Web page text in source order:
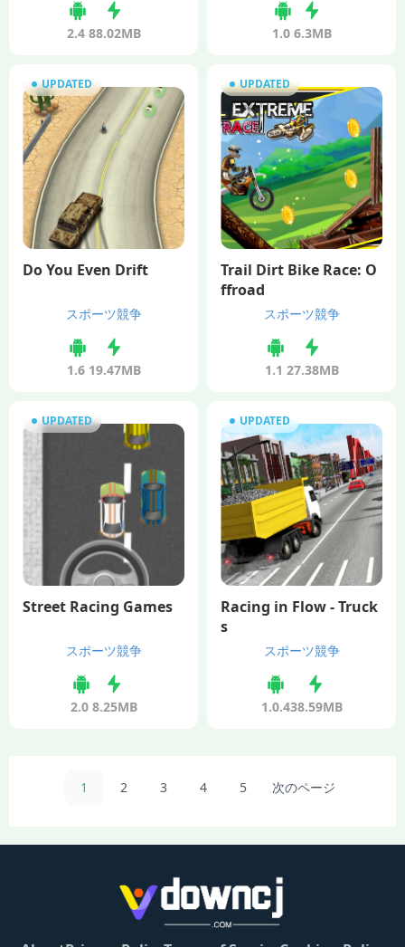
2.4 88.02MB 1.0 6.3MB
UPDATED
Do You Even Drift
スポーツ競争
1.6 19.47MB
UPDATED
Trail Dirt Bike Race: O
ffroad
スポーツ競争
1.1 27.38MB
UPDATED
Street Racing Games
スポーツ競争
2.0 8.25MB
UPDATED
Racing in Flow - Truck
s
スポーツ競争
1.0.438.59MB
1 2 3 4 5 次のページ